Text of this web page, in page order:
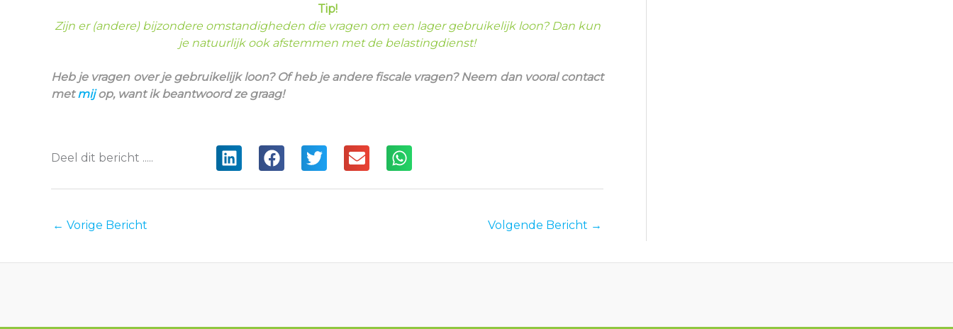
Tip!
Zijn er (andere) bijzondere omstandigheden die vragen om een lager gebruikelijk loon? Dan kun
je natuurlijk ook afstemmen met de belastingdienst!
Heb je vragen over je gebruikelijk loon? Of heb je andere fiscale vragen? Neem dan vooral contact
metmijop, want ik beantwoord ze graag!
Deel dit bericht .....
← Vorige Bericht Volgende Bericht →